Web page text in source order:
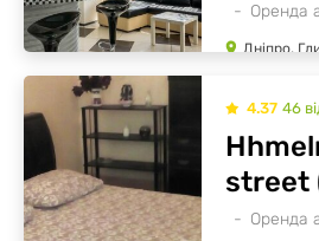
Оренда
Дніпро,
4.37 46
Оренда
street